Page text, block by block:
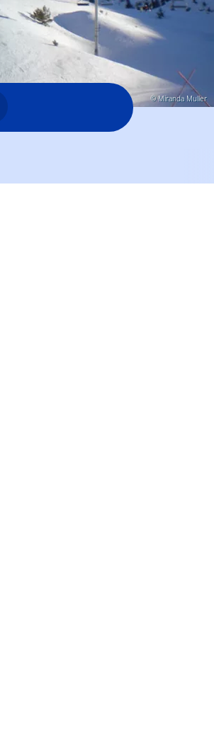
© Miranda Muller